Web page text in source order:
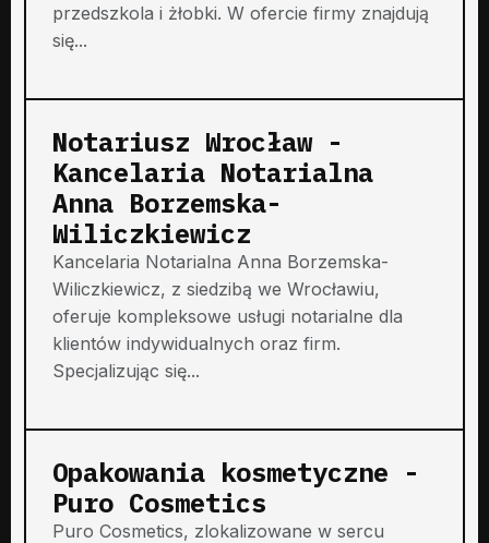
przedszkola i żłobki. W ofercie firmy znajdują
się...
Notariusz Wrocław -
Kancelaria Notarialna
Anna Borzemska-
Wiliczkiewicz
Kancelaria Notarialna Anna Borzemska-
Wiliczkiewicz, z siedzibą we Wrocławiu,
oferuje kompleksowe usługi notarialne dla
klientów indywidualnych oraz firm.
Specjalizując się...
Opakowania kosmetyczne -
Puro Cosmetics
Puro Cosmetics, zlokalizowane w sercu